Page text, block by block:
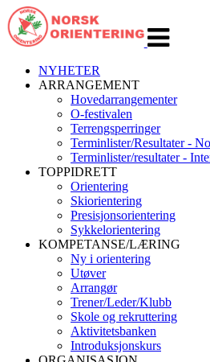
navigasjon
NYHETER
ARRANGEMENT
Hovedarrangementer
O-festivalen
Terrengsperringer
Terminlister/Resultater -
Terminlister/resultater -
TOPPIDRETT
Orientering
Skiorientering
Presisjonsorientering
Sykkelorientering
KOMPETANSE/LÆRING
Ny i orientering
Utøver
Arrangør
Trener/Leder/Klubb
Skole og rekruttering
Aktivitetsbanken
Introduksjonskurs